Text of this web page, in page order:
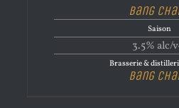
Bang
Saison
3.5% alc/
Brasserie &
Bang